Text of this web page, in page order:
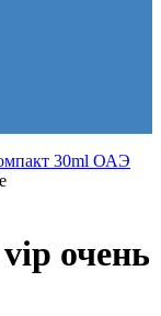
30ml ОАЭ
очень